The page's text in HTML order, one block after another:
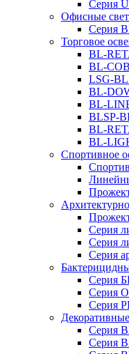
Серия
Офисные
Серия
Торговое
BL-
BL-
LSG-BL
BL-
BL-
BLSP-
BL-
BL-
Спортивное
Серия
Серия
Серия
Серия
Серия
Серия
Серия
Серия